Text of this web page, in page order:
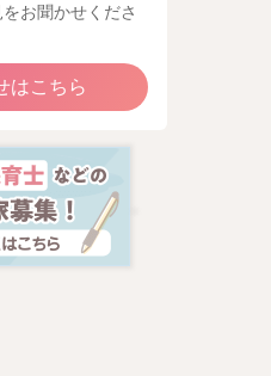
お聞かせくださ
はこちら